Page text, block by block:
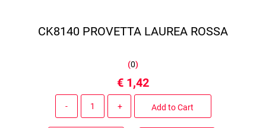
CK8140 PROVETTA LAUREA ROSSA
(0)
€ 1,42
Add to Cart